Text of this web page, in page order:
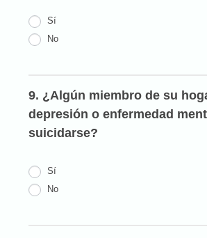
Sí
No
9. ¿Algún miembro de su
depresión o enfermedad
suicidarse?
Sí
No